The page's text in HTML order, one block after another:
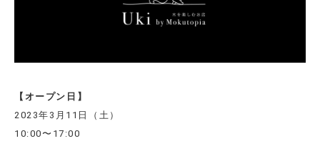
【オープン日】
2023年3月11日（土）
10:00〜17:00